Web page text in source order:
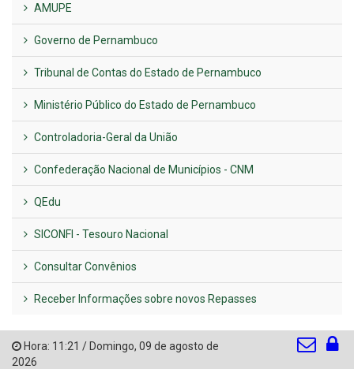
AMUPE
Governo de Pernambuco
Tribunal de Contas do Estado de Pernambuco
Ministério Público do Estado de Pernambuco
Controladoria-Geral da União
Confederação Nacional de Municípios - CNM
QEdu
SICONFI - Tesouro Nacional
Consultar Convênios
Receber Informações sobre novos Repasses
Hora: 11:21 / Domingo, 09 de agosto de
2026